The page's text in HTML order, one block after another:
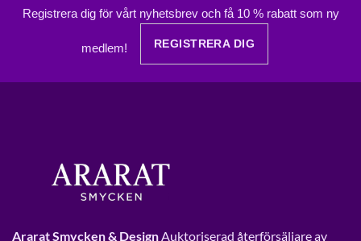
Registrera dig för vårt nyhetsbrev och få 10 % rabatt som ny
medlem! REGISTRERA DIG
Ararat Smycken & DesignAuktoriserad återförsäljare av